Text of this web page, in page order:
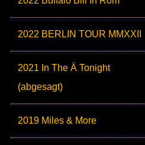
2022 BERLIN TOUR MMXXII
2021 In The Ä Tonight
(abgesagt)
2019 Miles & More